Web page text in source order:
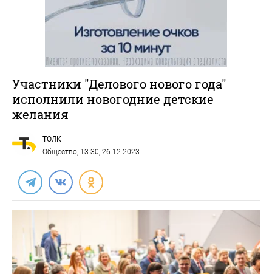
Участники "Делового нового года"
исполнили новогодние детские
желания
ТОЛК
Общество, 13:30, 26.12.2023